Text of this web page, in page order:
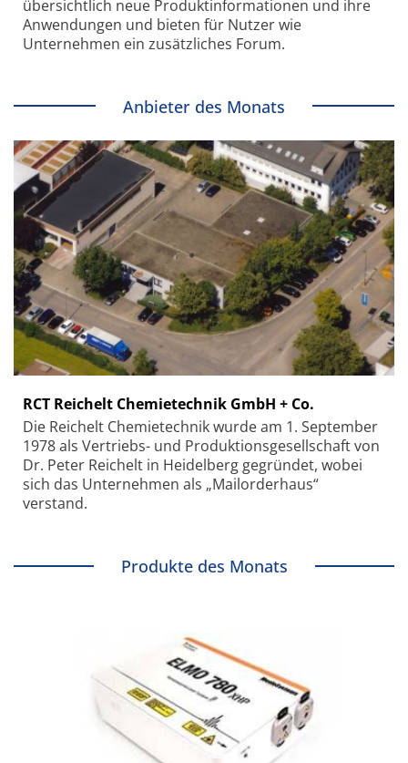
übersichtlich neue Produkt­informationen und ihre
Anwendungen und bieten für Nutzer wie
Unternehmen ein zusätzliches Forum.
Anbieter des Monats
RCT Reichelt Chemietechnik GmbH + Co.
Die Reichelt Chemietechnik wurde am 1. September
1978 als Vertriebs- und Produktionsgesellschaft von
Dr. Peter Reichelt in Heidelberg gegründet, wobei
sich das Unternehmen als „Mailorderhaus“
verstand.
Produkte des Monats